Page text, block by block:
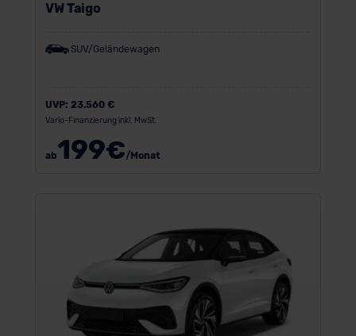
VW Taigo
SUV/Geländewagen
UVP: 23.560 €
Vario-Finanzierung inkl. MwSt.
ab199€/Monat